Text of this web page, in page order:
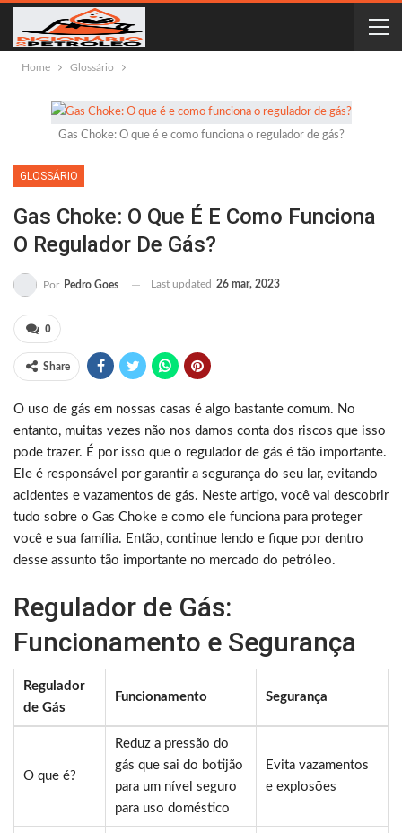
Home Glossário
Gas Choke: O que é e como funciona o regulador de gás?
GLOSSÁRIO
Gas Choke: O Que É E Como Funciona
O Regulador De Gás?
Por Pedro Goes Last updated 26 mar, 2023
0
Share
O uso de gás em nossas casas é algo bastante comum. No
entanto, muitas vezes não nos damos conta dos riscos que isso
pode trazer. É por isso que o regulador de gás é tão importante.
Ele é responsável por garantir a segurança do seu lar, evitando
acidentes e vazamentos de gás. Neste artigo, você vai descobrir
tudo sobre o Gas Choke e como ele funciona para proteger
você e sua família. Então, continue lendo e fique por dentro
desse assunto tão importante no mercado do petróleo.
Regulador de Gás:
Funcionamento e Segurança
Regulador
de Gás
Funcionamento Segurança
O que é?
Reduz a pressão do
gás que sai do botijão
para um nível seguro
para uso doméstico
Evita vazamentos
e explosões